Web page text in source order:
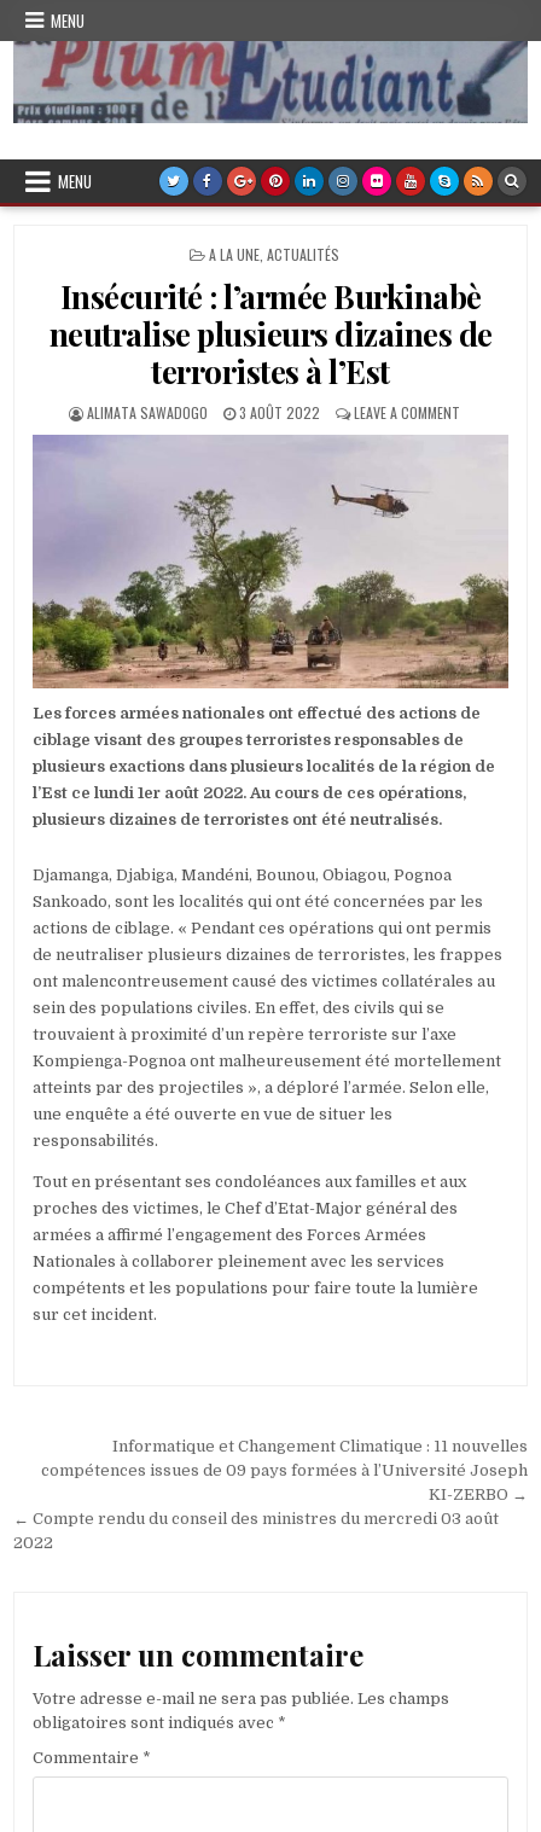
Skip
content
MENU
Plume de l'Etudiant
MENU
POSTED
A LA UNE ACTUALITÉS
Insécurité : l’armée Burkinabè
neutralise plusieurs dizaines de
terroristes à l’Est
AUTHOR:
ALIMATA SAWADOGO
PUBLISHED
DATE:
3 AOÛT 2022 LEAVE A COMMENT
INSÉCURITÉ
DE
TERRORISTES
À
L’EST
Les forces armées nationales ont effectué des actions de
ciblage visant des groupes terroristes responsables de
plusieurs exactions dans plusieurs localités de la région de
l’Est ce lundi 1er août 2022. Au cours de ces opérations,
plusieurs dizaines de terroristes ont été neutralisés.
Djamanga, Djabiga, Mandéni, Bounou, Obiagou, Pognoa
Sankoado, sont les localités qui ont été concernées par les
actions de ciblage. « Pendant ces opérations qui ont permis
de neutraliser plusieurs dizaines de terroristes, les frappes
ont malencontreusement causé des victimes collatérales au
sein des populations civiles. En effet, des civils qui se
trouvaient à proximité d’un repère terroriste sur l’axe
Kompienga-Pognoa ont malheureusement été mortellement
atteints par des projectiles », a déploré l’armée. Selon elle,
une enquête a été ouverte en vue de situer les
responsabilités.
Tout en présentant ses condoléances aux familles et aux
proches des victimes, le Chef d’Etat-Major général des
armées a affirmé l’engagement des Forces Armées
Nationales à collaborer pleinement avec les services
compétents et les populations pour faire toute la lumière
sur cet incident.
Navigation
de
l’article
Informatique et Changement Climatique : 11 nouvelles
compétences issues de 09 pays formées à l’Université Joseph
KI-ZERBO →
← Compte rendu du conseil des ministres du mercredi 03 août
2022
Laisser un commentaire
Votre adresse e-mail ne sera pas publiée. Les champs
obligatoires sont indiqués avec *
Commentaire *